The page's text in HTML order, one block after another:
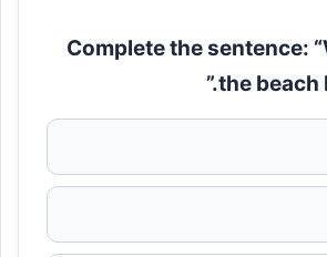
5. Complete the sentence:
the beach